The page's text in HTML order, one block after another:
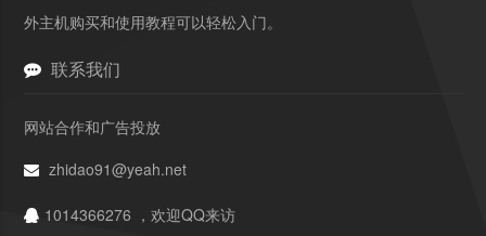
外主机购买和使用教程可以轻松入门。
联系我们
网站合作和广告投放
zhidao91@yeah.net
1014366276 ，欢迎QQ来访